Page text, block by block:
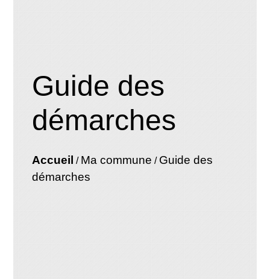
Guide des
démarches
Accueil / Ma commune / Guide des
démarches